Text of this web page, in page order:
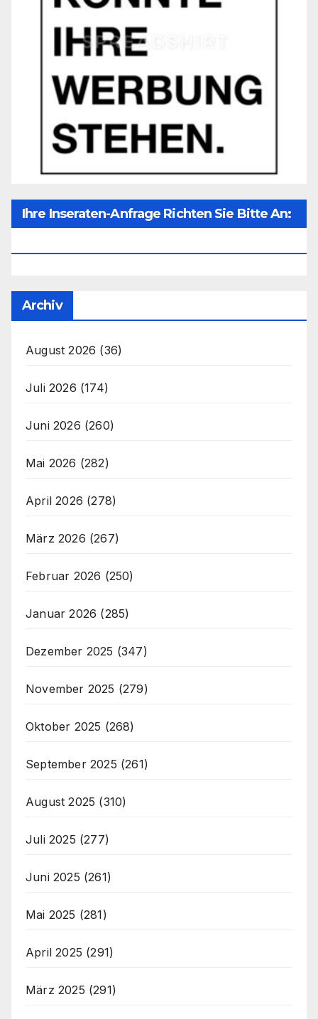
Ihre Inseraten-Anfrage Richten Sie Bitte An:
Archiv
August 2026 (36)
Juli 2026 (174)
Juni 2026 (260)
Mai 2026 (282)
April 2026 (278)
März 2026 (267)
Februar 2026 (250)
Januar 2026 (285)
Dezember 2025 (347)
November 2025 (279)
Oktober 2025 (268)
September 2025 (261)
August 2025 (310)
Juli 2025 (277)
Juni 2025 (261)
Mai 2025 (281)
April 2025 (291)
März 2025 (291)